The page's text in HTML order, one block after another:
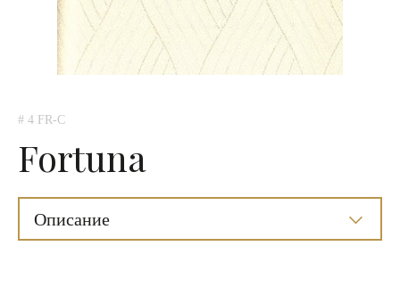
# 4 FR-C
Fortuna
Описание